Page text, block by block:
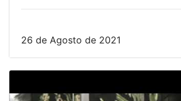
26 de Agosto de 2021